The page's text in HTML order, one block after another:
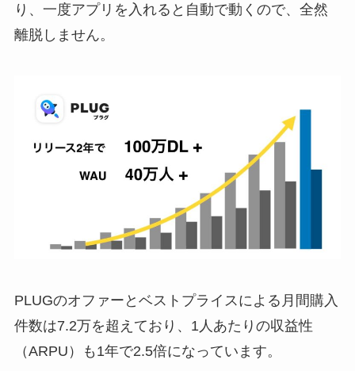
り、一度アプリを入れると自動で動くので、全然
離脱しません。
PLUGのオファーとベストプライスによる月間購入
件数は7.2万を超えており、1人あたりの収益性
（ARPU）も1年で2.5倍になっています。